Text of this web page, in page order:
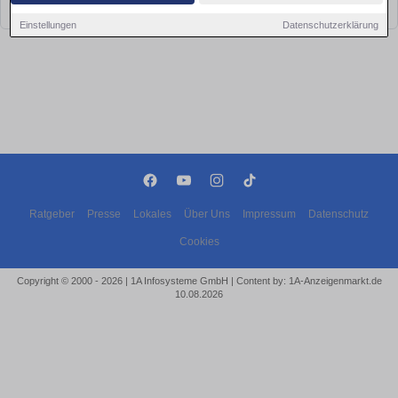
Einstellungen Datenschutzerklärung
bald wieder vorbei!
Ratgeber Presse Lokales Über Uns Impressum Datenschutz
Cookies
Copyright © 2000 - 2026 | 1A Infosysteme GmbH | Content by: 1A-Anzeigenmarkt.de
10.08.2026